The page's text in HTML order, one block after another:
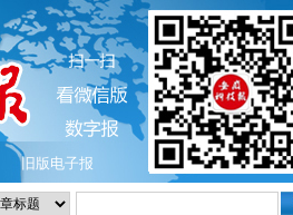
旧版电子报